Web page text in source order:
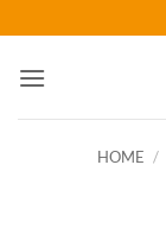
naar
inhoud
HOME /